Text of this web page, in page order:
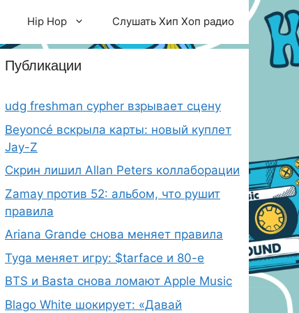
Hip Hop Слушать Хип Хоп радио
Публикации
udg freshman cypher взрывает сцену
Beyoncé вскрыла карты: новый куплет
Jay-Z
Скрин лишил Allan Peters коллаборации
Zamay против 52: альбом, что рушит
правила
Ariana Grande снова меняет правила
Tyga меняет игру: $tarface и 80-е
BTS и Basta снова ломают Apple Music
Blago White шокирует: «Давай